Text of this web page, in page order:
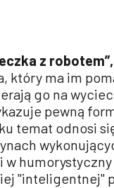
z
który ma im
go na
pewną
temat odnosi
"inteligentnej"